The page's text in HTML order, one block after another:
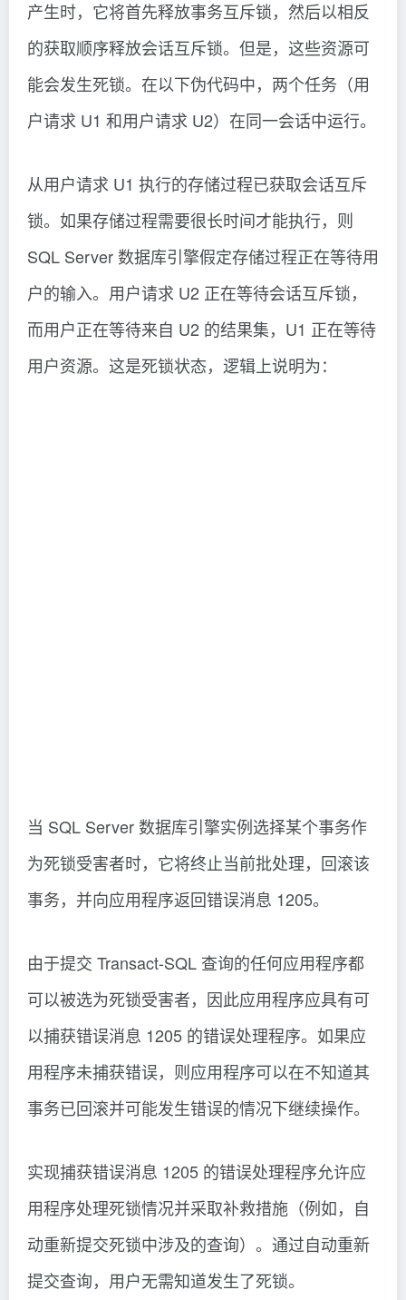
产生时，它将首先释放事务互斥锁，然后以相反
的获取顺序释放会话互斥锁。但是，这些资源可
能会发生死锁。在以下伪代码中，两个任务（用
户请求 U1 和用户请求 U2）在同一会话中运行。
从用户请求 U1 执行的存储过程已获取会话互斥
锁。如果存储过程需要很长时间才能执行，则
SQL Server 数据库引擎假定存储过程正在等待用
户的输入。用户请求 U2 正在等待会话互斥锁，
而用户正在等待来自 U2 的结果集，U1 正在等待
用户资源。这是死锁状态，逻辑上说明为：
当 SQL Server 数据库引擎实例选择某个事务作
为死锁受害者时，它将终止当前批处理，回滚该
事务，并向应用程序返回错误消息 1205。
由于提交 Transact-SQL 查询的任何应用程序都
可以被选为死锁受害者，因此应用程序应具有可
以捕获错误消息 1205 的错误处理程序。如果应
用程序未捕获错误，则应用程序可以在不知道其
事务已回滚并可能发生错误的情况下继续操作。
实现捕获错误消息 1205 的错误处理程序允许应
用程序处理死锁情况并采取补救措施（例如，自
动重新提交死锁中涉及的查询）。通过自动重新
提交查询，用户无需知道发生了死锁。